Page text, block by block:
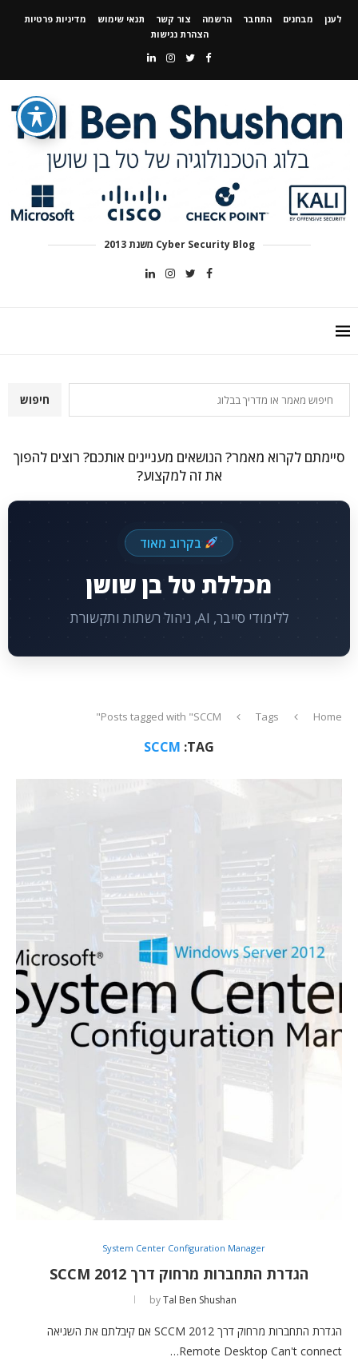
לענן מבחנים התחבר הרשמה צור קשר תנאי שימוש
מדיניות פרטיות
הצהרת נגישות
Cyber Security Blog משנת 2013
חיפוש
סיימתם לקרוא מאמר? הנושאים מעניינים אותכם? רוצים להפוך
את זה למקצוע?
בקרוב מאוד
מכללת טל בן שושן
ללימודי סייבר, AI, ניהול רשתות ותקשורת
Home
Tags
Posts tagged with "SCCM"
TAG:
SCCM
System Center Configuration Manager
הגדרת התחברות מרחוק דרך SCCM 2012
byTal Ben Shushan
הגדרת התחברות מרחוק דרך SCCM 2012 אם קיבלתם את השגיאה
Remote Desktop Can't connect…